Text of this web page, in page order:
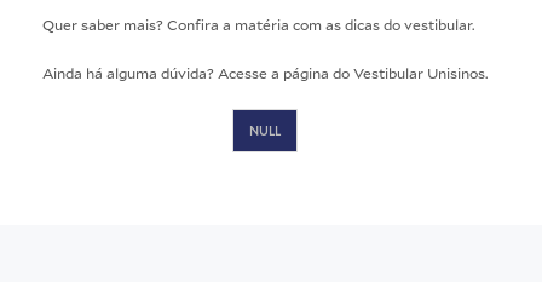
Quer saber mais? Confira a matéria com asdicas do vestibular.
Ainda há alguma dúvida? Acesse a página doVestibular Unisinos.
NULL